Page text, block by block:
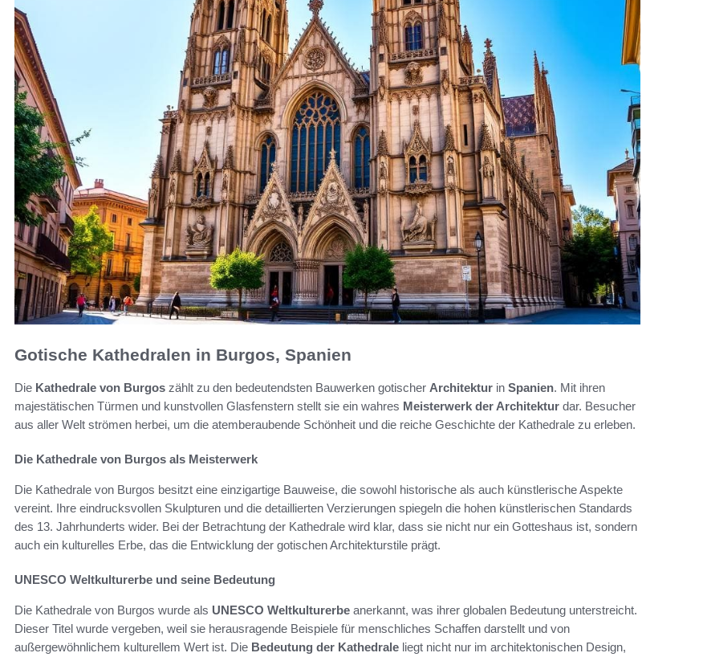
Gotische Kathedralen in Burgos, Spanien
Die Kathedrale von Burgos zählt zu den bedeutendsten Bauwerken gotischer Architektur in Spanien. Mit ihren
majestätischen Türmen und kunstvollen Glasfenstern stellt sie ein wahres Meisterwerk der Architektur dar. Besucher
aus aller Welt strömen herbei, um die atemberaubende Schönheit und die reiche Geschichte der Kathedrale zu erleben.
Die Kathedrale von Burgos als Meisterwerk
Die Kathedrale von Burgos besitzt eine einzigartige Bauweise, die sowohl historische als auch künstlerische Aspekte
vereint. Ihre eindrucksvollen Skulpturen und die detaillierten Verzierungen spiegeln die hohen künstlerischen Standards
des 13. Jahrhunderts wider. Bei der Betrachtung der Kathedrale wird klar, dass sie nicht nur ein Gotteshaus ist, sondern
auch ein kulturelles Erbe, das die Entwicklung der gotischen Architekturstile prägt.
UNESCO Weltkulturerbe und seine Bedeutung
Die Kathedrale von Burgos wurde als UNESCO Weltkulturerbe anerkannt, was ihrer globalen Bedeutung unterstreicht.
Dieser Titel wurde vergeben, weil sie herausragende Beispiele für menschliches Schaffen darstellt und von
außergewöhnlichem kulturellem Wert ist. Die Bedeutung der Kathedrale liegt nicht nur im architektonischen Design,